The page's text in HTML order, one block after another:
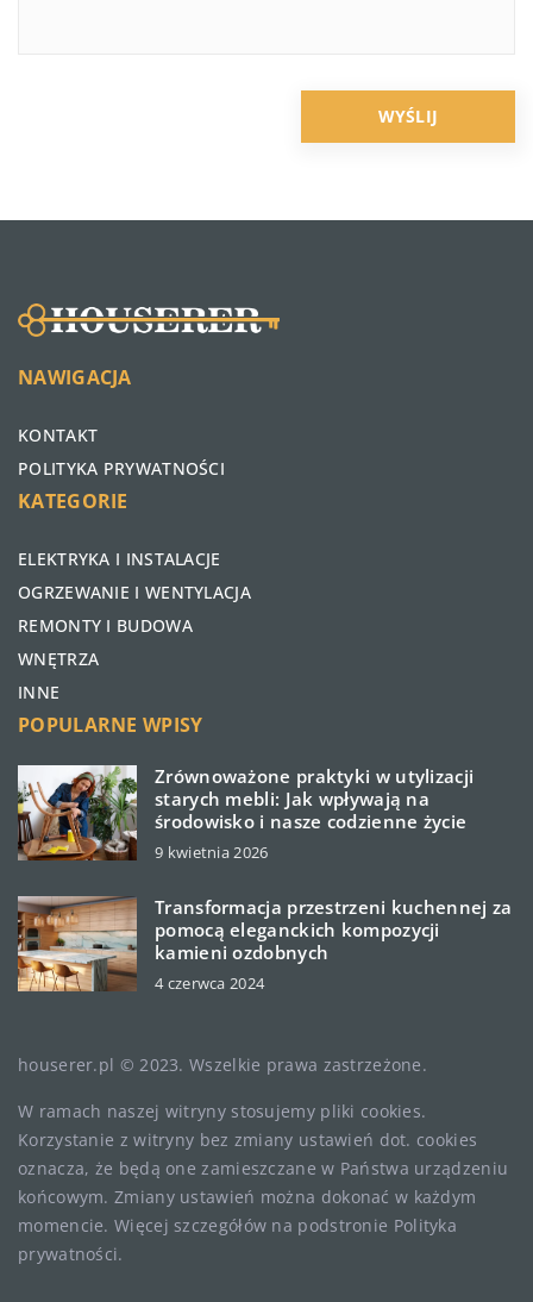
NAWIGACJA
KONTAKT
POLITYKA PRYWATNOŚCI
KATEGORIE
ELEKTRYKA I INSTALACJE
OGRZEWANIE I WENTYLACJA
REMONTY I BUDOWA
WNĘTRZA
INNE
POPULARNE WPISY
Zrównoważone praktyki w utylizacji
starych mebli: Jak wpływają na
środowisko i nasze codzienne życie
9 kwietnia 2026
Transformacja przestrzeni kuchennej za
pomocą eleganckich kompozycji
kamieni ozdobnych
4 czerwca 2024
houserer.pl © 2023. Wszelkie prawa zastrzeżone.
W ramach naszej witryny stosujemy pliki cookies.
Korzystanie z witryny bez zmiany ustawień dot. cookies
oznacza, że będą one zamieszczane w Państwa urządzeniu
końcowym. Zmiany ustawień można dokonać w każdym
momencie. Więcej szczegółów na podstronie Polityka
prywatności.